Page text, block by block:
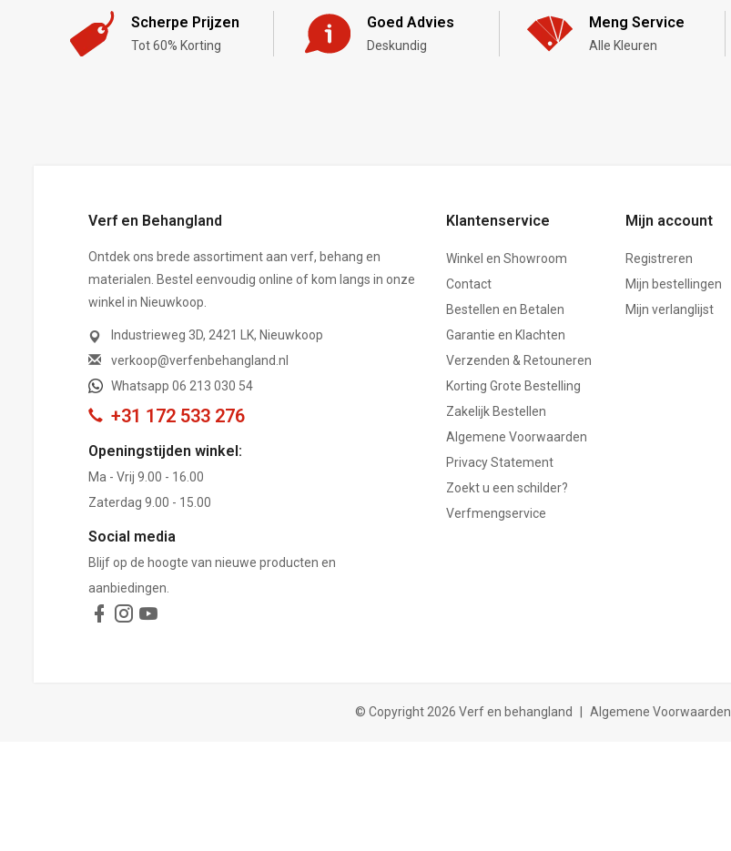
Scherpe Prijzen
Tot 60% Korting
Goed Advies
Deskundig
Meng Service
Alle Kleuren
Verf en Behangland
Ontdek ons brede assortiment aan verf, behang en
materialen. Bestel eenvoudig online of kom langs in onze
winkel in Nieuwkoop.
Industrieweg 3D, 2421 LK, Nieuwkoop
verkoop@verfenbehangland.nl
Whatsapp 06 213 030 54
+31 172 533 276
Openingstijden winkel:
Ma - Vrij 9.00 - 16.00
Zaterdag 9.00 - 15.00
Social media
Blijf op de hoogte van nieuwe producten en
aanbiedingen.
Klantenservice
Winkel en Showroom
Contact
Bestellen en Betalen
Garantie en Klachten
Verzenden & Retouneren
Korting Grote Bestelling
Zakelijk Bestellen
Algemene Voorwaarden
Privacy Statement
Zoekt u een schilder?
Verfmengservice
Mijn account
Registreren
Mijn bestellingen
Mijn verlanglijst
© Copyright 2026 Verf en behangland Algemene Voorwaarden